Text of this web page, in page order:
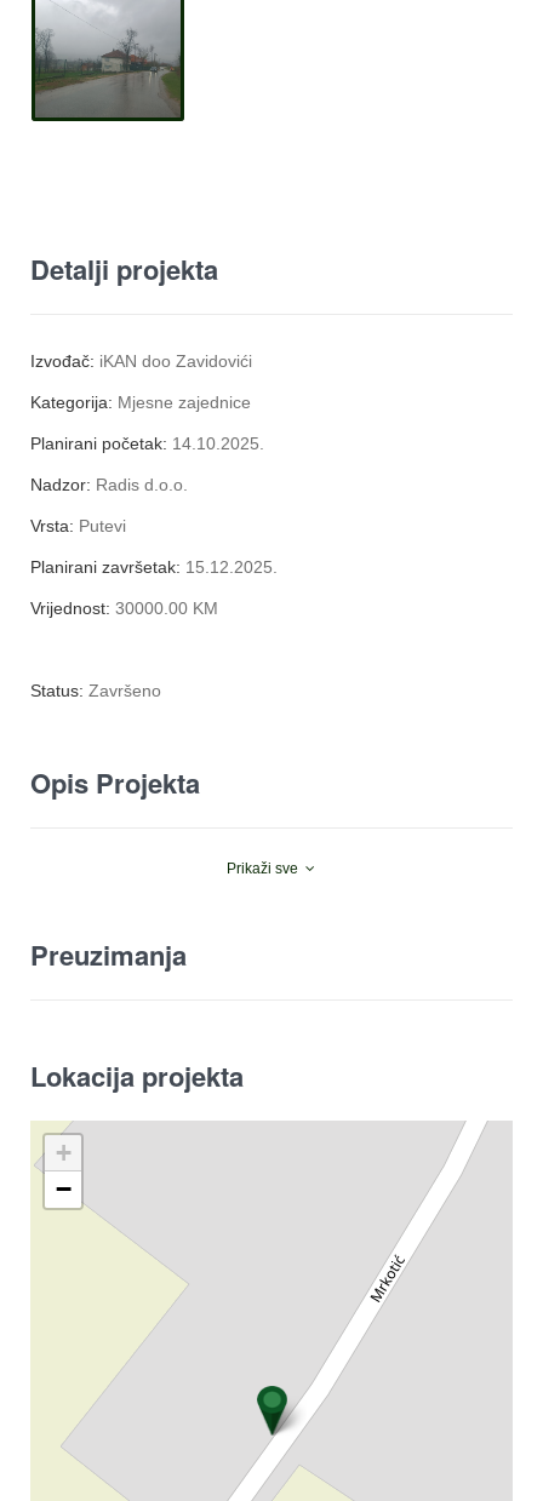
Detalji projekta
Izvođač: iKAN doo Zavidovići
Kategorija: Mjesne zajednice
Planirani početak: 14.10.2025.
Nadzor: Radis d.o.o.
Vrsta: Putevi
Planirani završetak: 15.12.2025.
Vrijednost: 30000.00 KM
Status: Završeno
Opis Projekta
Prikaži sve
Preuzimanja
Lokacija projekta
+
−